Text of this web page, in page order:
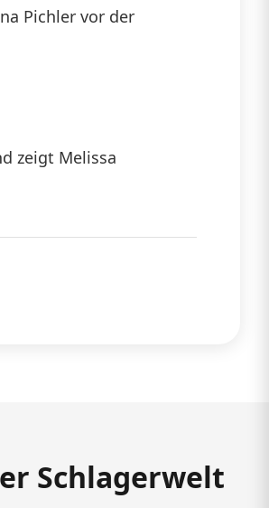
Pichler vor der
zeigt Melissa
Schlagerwelt